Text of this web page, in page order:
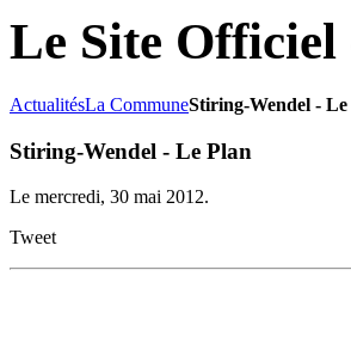
Le Site
ActualitésLa CommuneStiring-Wendel - Le
Stiring-Wendel - Le Plan
Le mercredi, 30 mai 2012.
Tweet